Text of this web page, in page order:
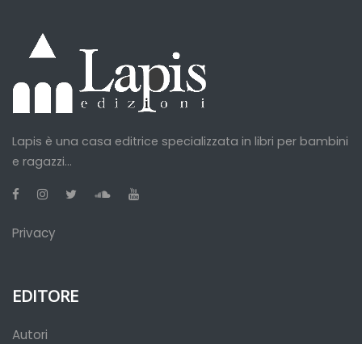
Lapis è una casa editrice specializzata in libri per bambini
e ragazzi...
Privacy
EDITORE
Autori